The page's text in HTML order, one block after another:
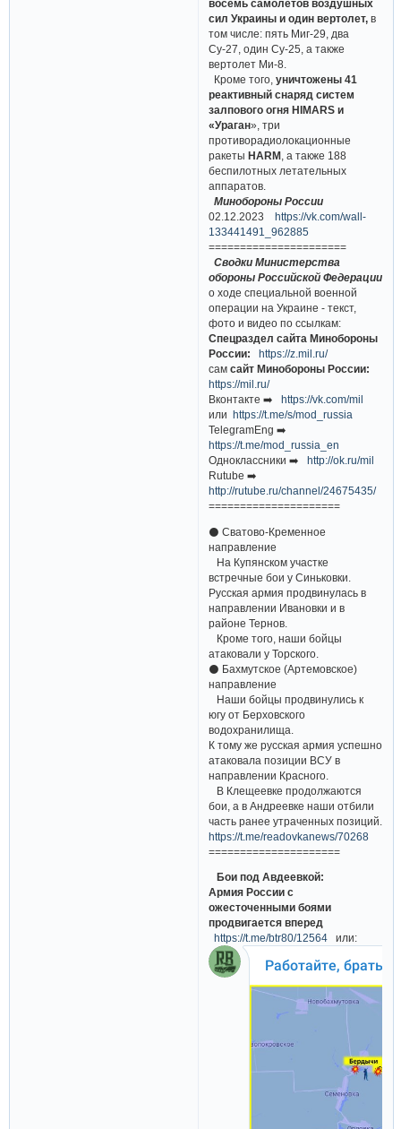
восемь самолетов воздушных
сил Украины и один вертолет, в
том числе: пять Миг-29, два
Су-27, один Су-25, а также
вертолет Ми-8.
Кроме того,уничтожены 41
реактивный снаряд систем
залпового огня HIMARS и
«Ураган», три
противорадиолокационные
ракетыHARM , а также 188
беспилотных летательных
аппаратов.
Минобороны России
02.12.2023https://vk.com/wall-
133441491_962885
======================
Сводки Министерства
обороны Российской Федерации
о ходе специальной военной
операции на Украине - текст,
фото и видео по ссылкам:
Спецраздел сайта Минобороны
России:
https://z.mil.ru/
самсайт Минобороны России:
https://mil.ru/
Вконтакте ➡️https://vk.com/mil
илиhttps://t.me/s/mod_russia
TelegramEng ➡️
https://t.me/mod_russia_en
Одноклассники ➡️http://ok.ru/mil
Rutube ➡️
http://rutube.ru/channel/24675435/
=====================
⚫️ Сватово-Кременное
направление
На Купянском участке
встречные бои у Синьковки.
Русская армия продвинулась в
направлении Ивановки и в
районе Тернов.
Кроме того, наши бойцы
атаковали у Торского.
⚫️ Бахмутское (Артемовское)
направление
Наши бойцы продвинулись к
югу от Берховского
водохранилища.
К тому же русская армия успешно
атаковала позиции ВСУ в
направлении Красного.
В Клещеевке продолжаются
бои, а в Андреевке наши отбили
часть ранее утраченных позиций.
https://t.me/readovkanews/70268
=====================
Бои под Авдеевкой:
Армия России с
ожесточенными боями
продвигается вперед
https://t.me/btr80/12564 или: